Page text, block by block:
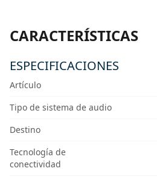
CARACTERÍSTICAS
ESPECIFICACIONES
Artículo
Tipo de sistema de audio
Destino
Tecnología de
conectividad